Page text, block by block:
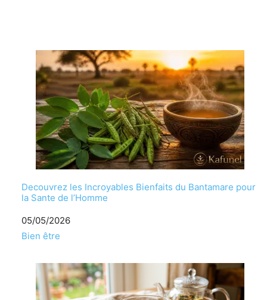
Decouvrez les Incroyables Bienfaits du Bantamare pour
la Sante de l’Homme
Date
05/05/2026
Par rapport à
Bien être